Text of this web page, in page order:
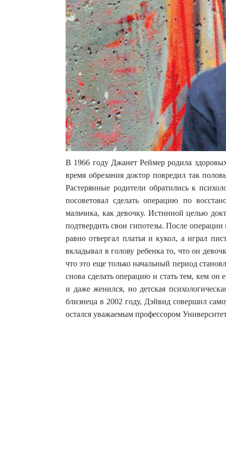
В 1966 году Джанет Реймер родила
время обрезания доктор повредил так
Растерянные родители обратились к
посоветовал сделать операцию по
мальчика, как девочку. Истинной целью
подтвердить свои гипотезы. После
равно отвергал платья и кукол, а играл
вкладывал в голову ребенка то, что он
что это еще только начальный период
снова сделать операцию и стать тем, кем
и даже женился, но детская
близнеца в 2002 году, Дэйвид совершил
остался уважаемым профессором